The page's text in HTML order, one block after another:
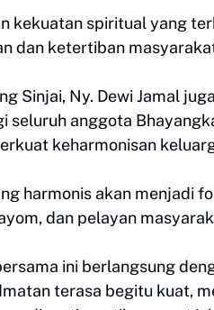
kekuatan spiritual yang
dan ketertiban
Sinjai, Ny. Dewi Jamal
seluruh anggota
keharmonisan
harmonis akan menjadi
dan pelayan
ini berlangsung
terasa begitu kuat,